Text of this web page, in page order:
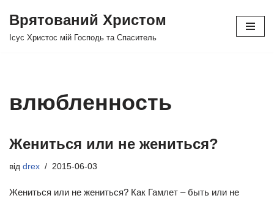
Перейти
Врятований Христом
Ісус Христос мій Господь та Спаситель
влюбленность
Жениться или не жениться?
від drex 2015-06-03
Жениться или не жениться? Как Гамлет – быть или не